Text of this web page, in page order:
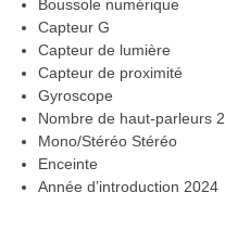
Boussole numérique
Capteur G
Capteur de lumière
Capteur de proximité
Gyroscope
Nombre de haut-parleurs 2
Mono/Stéréo Stéréo
Enceinte
Année d’introduction 2024